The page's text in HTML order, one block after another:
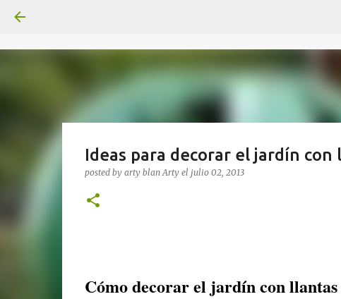
Ideas para decorar el jardín con
posted by arty blanArty el julio 02, 2013
Cómo decorar el jardín con llantas